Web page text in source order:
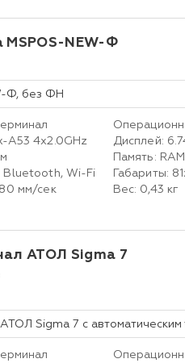
NEW-Ф
Ф, без ФН
A53 4x2.0GHz
Bluetooth, Wi-Fi
мм/сек
Дисплей:
Память:
Габариты:
Вес: 0,43 кг
АТОЛ Sigma 7